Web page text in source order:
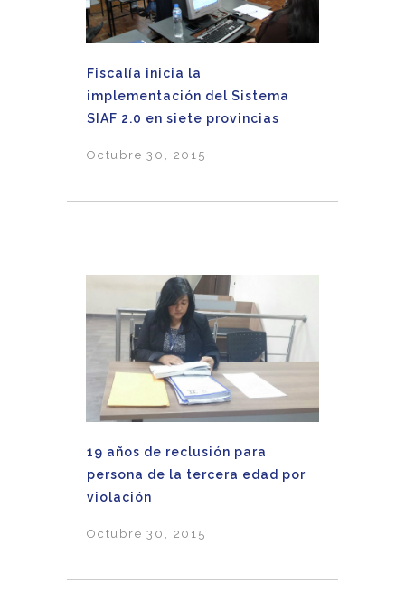
Fiscalía inicia la
implementación del Sistema
SIAF 2.0 en siete provincias
Octubre 30, 2015
19 años de reclusión para
persona de la tercera edad por
violación
Octubre 30, 2015